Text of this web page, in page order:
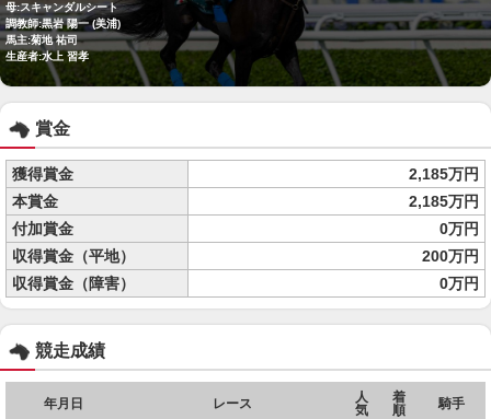
母:スキャンダルシート
調教師:黒岩 陽一 (美浦)
馬主:菊地 祐司
生産者:水上 習孝
賞金
獲得賞金
2,185万円
本賞金
2,185万円
付加賞金
0万円
収得賞金（平地）
200万円
収得賞金（障害）
0万円
競走成績
年月日 レース
人
気
着
順
騎手